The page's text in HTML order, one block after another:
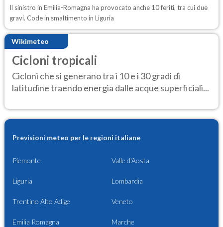
Il sinistro in Emilia-Romagna ha provocato anche 10 feriti, tra cui due
gravi. Code in smaltimento in Liguria
Wikimeteo
Cicloni tropicali
Cicloni che si generano tra i 10 e i 30 gradi di
latitudine traendo energia dalle acque superficiali...
Previsioni meteo per le regioni italiane
Piemonte Valle d'Aosta
Liguria Lombardia
Trentino Alto Adige Veneto
Emilia Romagna Marche